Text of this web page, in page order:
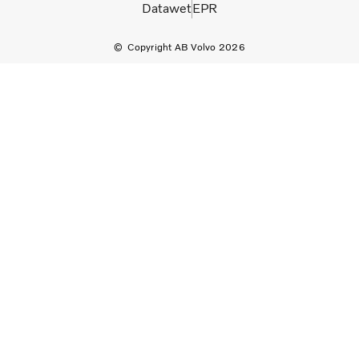
Copyright AB Volvo 2026
DatawetEPR